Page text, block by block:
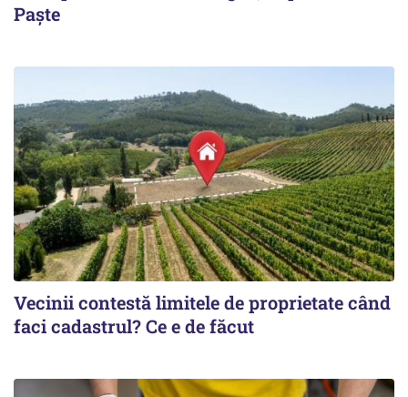
Paște
Vecinii contestă limitele de proprietate când
faci cadastrul? Ce e de făcut